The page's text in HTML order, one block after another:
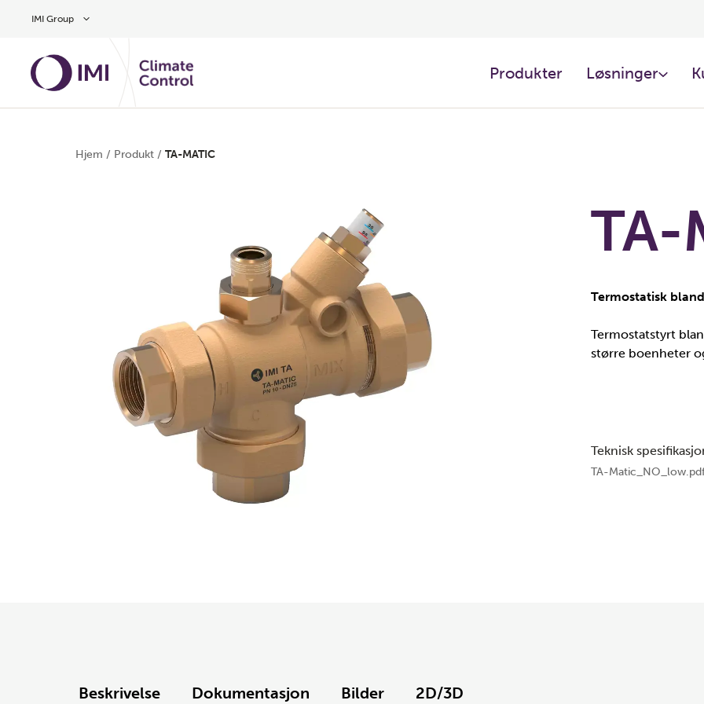
IMI Group
Produkter Løsninger
Hjem / Produkt / TA-MATIC
TA-
Termostatisk
Termostatstyrt
større boenheter
Teknisk
TA-
Beskrivelse Dokumentasjon Bilder 2D/3D